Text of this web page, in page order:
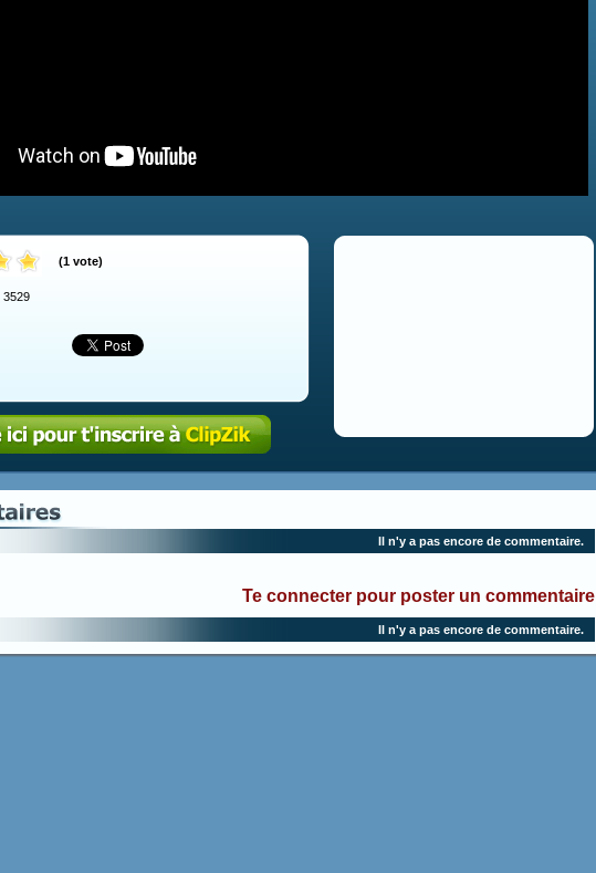
(1 vote)
3529
Il n'y a pas encore de commentaire.
Te connecter pour poster un commentaire
Il n'y a pas encore de commentaire.